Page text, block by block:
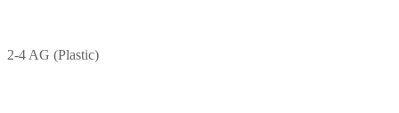
2-4 AG (Plastic)